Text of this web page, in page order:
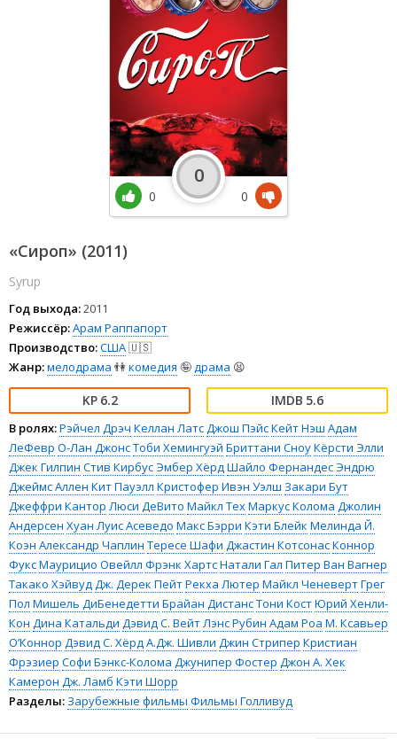
«Сироп» (2011)
Syrup
Год выхода:2011
Режиссёр:Арам Раппапорт
Производство:США🇺🇸
Жанр:мелодрама 👫комедия 🤪драма 😫
6.2 5.6
В ролях:Рэйчел Дрэч Келлан ЛатсДжош ПэйсКейт Нэш Адам
ЛеФевр О-Лан ДжонсТоби Хемингуэй Бриттани СноуКёрсти Элли
Джек Гилпин Стив КирбусЭмбер ХёрдШайло ФернандесЭндрю
Джеймс Аллен Кит Пауэлл Кристофер Ивэн Уэлш Закари Бут
Джеффри Кантор Люси ДеВито Майкл ТехМаркус Колома Джолин
Андерсен Хуан Луис Асеведо Макс Бэрри Кэти Блейк Мелинда Й.
Коэн Александр Чаплин Тересе Шафи Джастин КотсонасКоннор
ФуксМаурицио Овейлл Фрэнк ХартсНатали Гал Питер Ван Вагнер
Такако ХэйвудДж. Дерек ПейтРекха Лютер Майкл ЧеневертГрег
Пол Мишель ДиБенедетти Брайан ДистансТони КостЮрий Хенли-
Кон Дина Катальди Дэвид С. ВейтЛэнс Рубин Адам Роа М. Ксавьер
О’Коннор Дэвид С. ХёрдА.Дж. Шивли Джин Стрипер Кристиан
Фрэзиер Софи Бэнкс-Колома Джунипер Фостер Джон А. Хек
Камерон Дж. Ламб Кэти Шорр
Разделы: Зарубежные фильмы Фильмы Голливуд
0
0
0